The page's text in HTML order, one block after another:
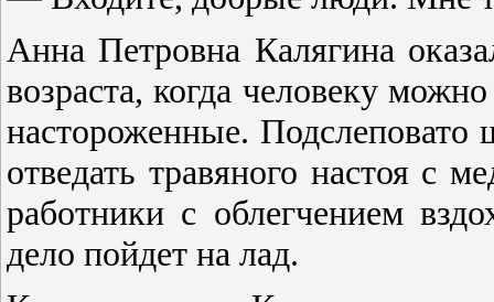
Анна Петровна Калягина
возраста, когда человеку
настороженные. Подслеповато
отведать травяного настоя с
работники с облегчением
дело пойдет на лад.